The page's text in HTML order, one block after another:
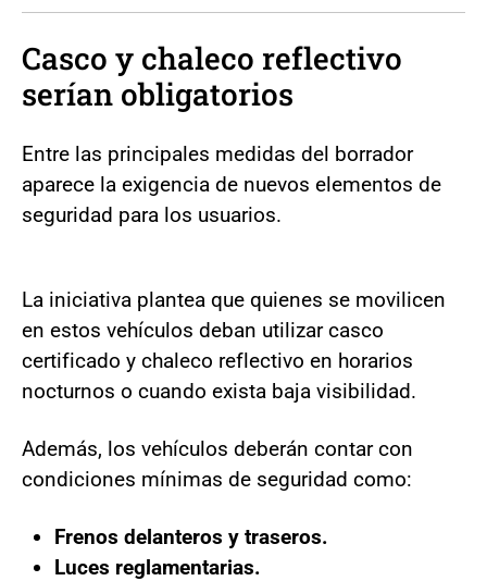
Casco y chaleco reflectivo
serían obligatorios
Entre las principales medidas del borrador
aparece la exigencia de nuevos elementos de
seguridad para los usuarios.
La iniciativa plantea que quienes se movilicen
en estos vehículos deban utilizar casco
certificado y chaleco reflectivo en horarios
nocturnos o cuando exista baja visibilidad.
Además, los vehículos deberán contar con
condiciones mínimas de seguridad como:
Frenos delanteros y traseros.
Luces reglamentarias.